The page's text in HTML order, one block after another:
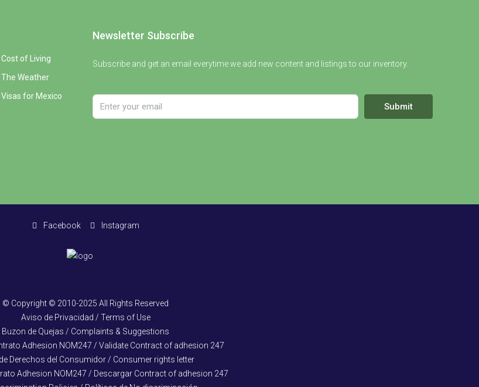
Cost of Living
The Weather
Visas for Mexico
Newsletter Subscribe
Subscribe and get an email everytime we add new content and listings to our inventory.
Submit
Facebook Instagram
© Copyright © 2010-2025 All Rights Reserved
Aviso de Privacidad / Terms of Use
Buzon de Quejas / Complaints & Suggestions
Adhesion NOM247 / Validate Contract of adhesion 247
Derechos del Consumidor / Consumer rights letter
Adhesion NOM247 / Descargar Contract of adhesion 247